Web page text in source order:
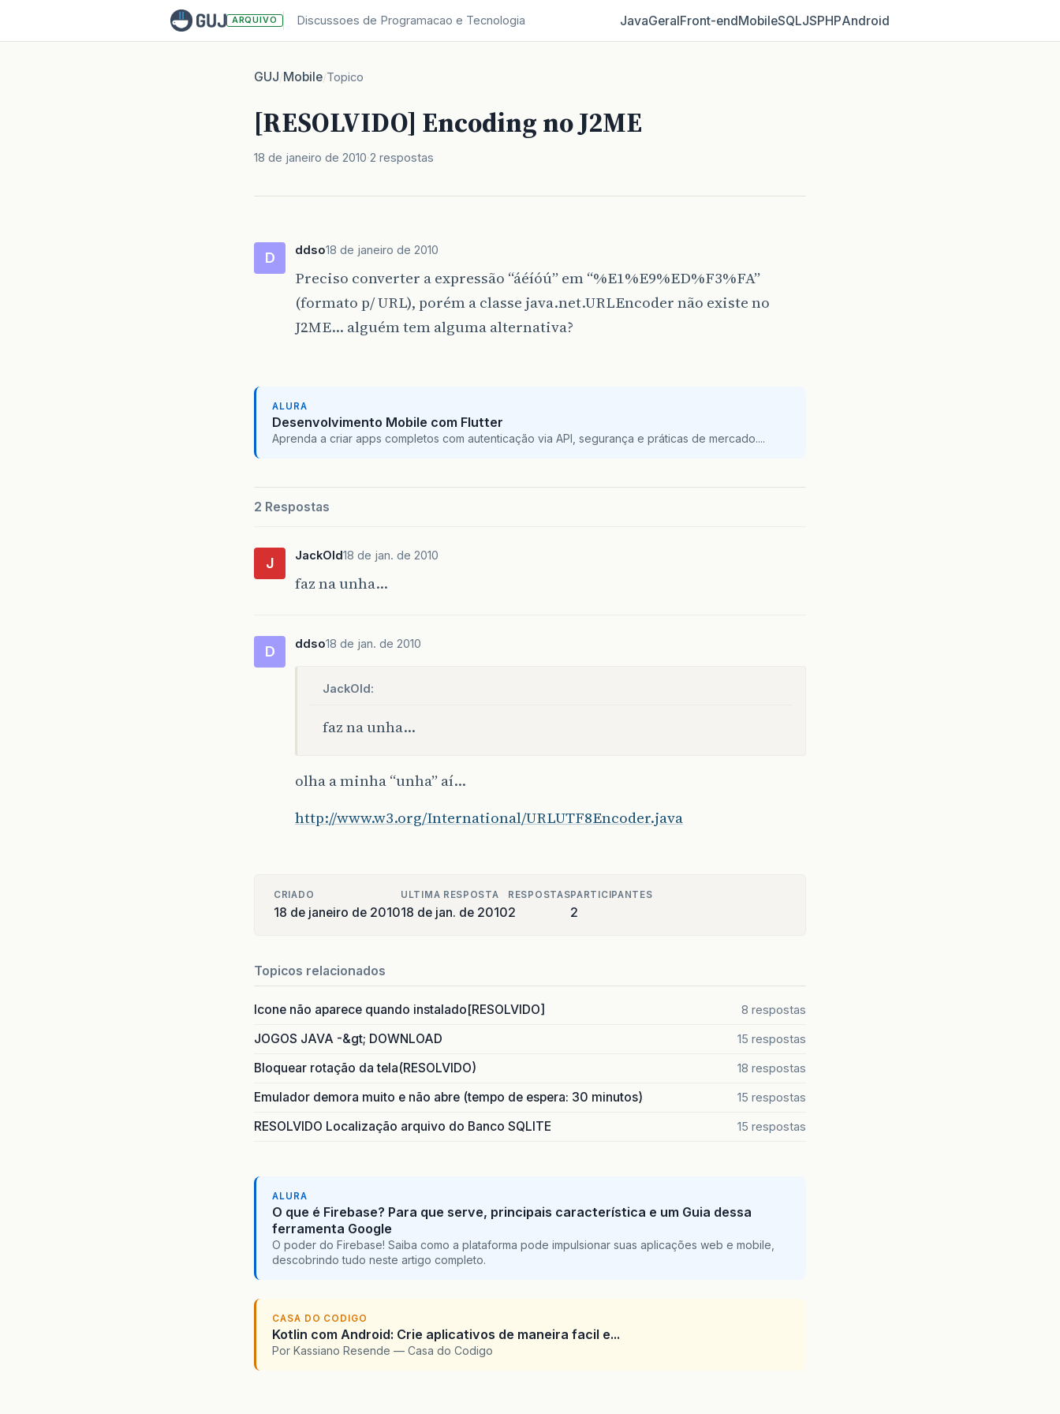
ARQUIVO Discussoes de Programacao e Tecnologia JavaGeralFront‑endMobileSQLJSPHPAndroid
GUJ/Mobile/Topico
[RESOLVIDO] Encoding no J2ME
18 de janeiro de 2010 2 respostas
D ddso18 de janeiro de 2010
Preciso converter a expressão “áéíóú” em “%E1%E9%ED%F3%FA”
(formato p/ URL), porém a classe java.net.URLEncoder não existe no
J2ME… alguém tem alguma alternativa?
ALURA
Desenvolvimento Mobile com Flutter
Aprenda a criar apps completos com autenticação via API, segurança e práticas de mercado....
2 Respostas
J JackOld18 de jan. de 2010
faz na unha…
D ddso18 de jan. de 2010
JackOld:
faz na unha…
olha a minha “unha” aí…
http://www.w3.org/International/URLUTF8Encoder.java
CRIADO
18 de janeiro de 2010
ULTIMA RESPOSTA
18 de jan. de 2010
RESPOSTAS
2
PARTICIPANTES
2
Topicos relacionados
Icone não aparece quando instalado[RESOLVIDO] 8 respostas
JOGOS JAVA -&gt; DOWNLOAD 15 respostas
Bloquear rotação da tela(RESOLVIDO) 18 respostas
Emulador demora muito e não abre (tempo de espera: 30 minutos) 15 respostas
RESOLVIDO Localização arquivo do Banco SQLITE 15 respostas
ALURA
O que é Firebase? Para que serve, principais característica e um Guia dessa
ferramenta Google
O poder do Firebase! Saiba como a plataforma pode impulsionar suas aplicações web e mobile,
descobrindo tudo neste artigo completo.
CASA DO CODIGO
Kotlin com Android: Crie aplicativos de maneira facil e...
Por Kassiano Resende — Casa do Codigo